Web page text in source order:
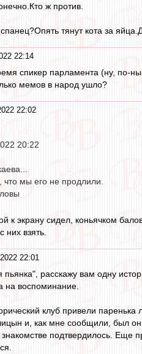
ж против.
тянут кота за
22:14
спикер парламента (ну, по-
мемов в народ ушло?
22:02
20:22
что мы его не продлили.
к экрану сидел, коньячком
них взять.
22:01
пьянка", расскажу вам одну
на воспоминание.
клуб привели паренька
и, как мне сообщили, был
подтвердилось. Еще